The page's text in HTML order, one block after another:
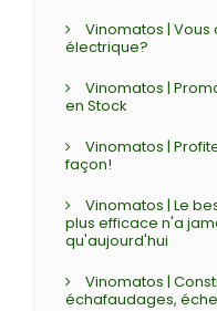
Vinomatos |
électrique?
Vinomatos |
en Stock
Vinomatos |
façon!
Vinomatos | Le
plus efficace n'a
qu'aujourd'hui
Vinomatos |
échafaudages,